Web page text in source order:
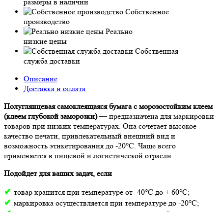
Собственное
производство
Реально
низкие цены
Собственная
служба доставки
Описание
Доставка и оплата
Полуглянцевая самоклеящаяся бумага с морозостойким клеем
(клеем глубокой заморозки)— предназначена для маркировки
товаров при низких температурах. Она сочетает высокое
качество печати, привлекательный внешний вид и
возможность этикетирования до -20°C. Чаще всего
применяется в пищевой и логистической отрасли.
Подойдет для ваших задач, если
✔ товар хранится при температуре от -40°С до + 60°С;
✔ маркировка осуществляется при температуре до -20°С;